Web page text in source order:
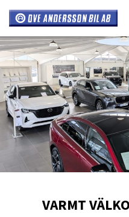
VARMT